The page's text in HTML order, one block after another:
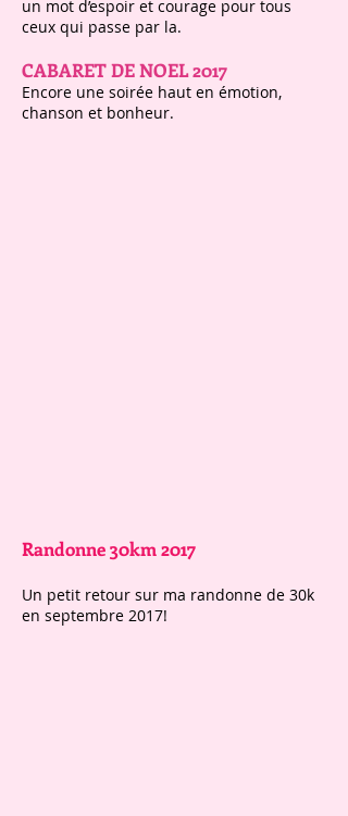
un mot d’espoir et courage pour tous
ceux qui passe par la.
CABARET DE NOEL 2017
Encore une soirée haut en émotion,
chanson et bonheur.
Randonne 30km 2017
Un petit retour sur ma randonne de 30k
en septembre 2017!